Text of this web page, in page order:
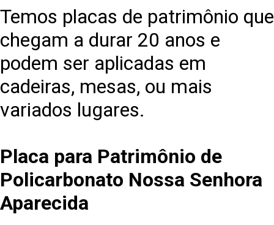
Temos placas de patrimônio que
chegam a durar 20 anos e
podem ser aplicadas em
cadeiras, mesas, ou mais
variados lugares.
Placa para Patrimônio de
Policarbonato Nossa Senhora
Aparecida